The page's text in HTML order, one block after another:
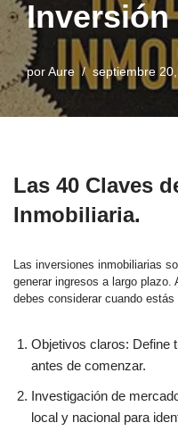
por Aure septiembre
Las 40 Claves
Inmobiliaria.
Las inversiones inmobiliarias
generar ingresos a largo
debes considerar cuando
Objetivos claros: Define
antes de comenzar.
Investigación de
local y nacional para